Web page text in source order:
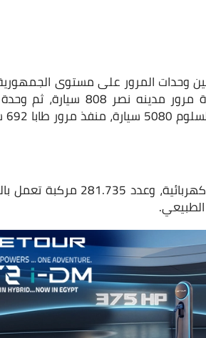
بين وحدات المرور على مستوى
سجلت 977 سيارة، ثم وحدة مرور حدائق الاهرام 859 سيارة، وحدة مرور
الحوامدية
سجل شهر سبتمبر ترخيص 398.417 مركبة، من بينها 118 مركبة كهربائية،